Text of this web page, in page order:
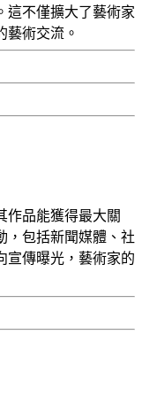
這不僅擴大了藝術家
藝術交流。
作品能獲得最大關
，包括新聞媒體、社
宣傳曝光，藝術家的